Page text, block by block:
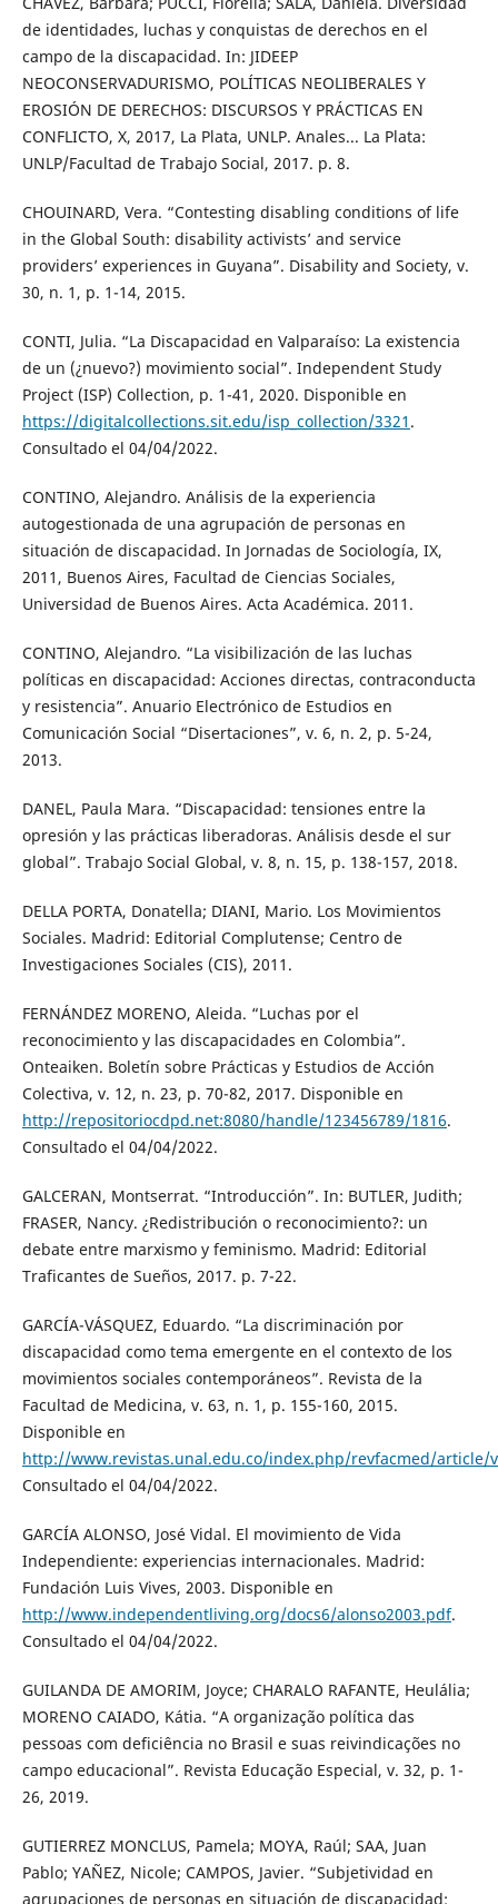
de identidades, luchas y conquistas de derechos en el
campo de la discapacidad. In: JIDEEP
NEOCONSERVADURISMO, POLÍTICAS NEOLIBERALES Y
EROSIÓN DE DERECHOS: DISCURSOS Y PRÁCTICAS EN
CONFLICTO, X, 2017, La Plata, UNLP. Anales... La Plata:
UNLP/Facultad de Trabajo Social, 2017. p. 8.
CHOUINARD, Vera. “Contesting disabling conditions of life
in the Global South: disability activists’ and service
providers’ experiences in Guyana”. Disability and Society, v.
30, n. 1, p. 1-14, 2015.
CONTI, Julia. “La Discapacidad en Valparaíso: La existencia
de un (¿nuevo?) movimiento social”. Independent Study
Project (ISP) Collection, p. 1-41, 2020. Disponible en
https://digitalcollections.sit.edu/isp_collection/3321 .
Consultado el 04/04/2022.
CONTINO, Alejandro. Análisis de la experiencia
autogestionada de una agrupación de personas en
situación de discapacidad. In Jornadas de Sociología, IX,
2011, Buenos Aires, Facultad de Ciencias Sociales,
Universidad de Buenos Aires. Acta Académica. 2011.
CONTINO, Alejandro. “La visibilización de las luchas
políticas en discapacidad: Acciones directas, contraconducta
y resistencia”. Anuario Electrónico de Estudios en
Comunicación Social “Disertaciones”, v. 6, n. 2, p. 5-24,
2013.
DANEL, Paula Mara. “Discapacidad: tensiones entre la
opresión y las prácticas liberadoras. Análisis desde el sur
global”. Trabajo Social Global, v. 8, n. 15, p. 138-157, 2018.
DELLA PORTA, Donatella; DIANI, Mario. Los Movimientos
Sociales. Madrid: Editorial Complutense; Centro de
Investigaciones Sociales (CIS), 2011.
FERNÁNDEZ MORENO, Aleida. “Luchas por el
reconocimiento y las discapacidades en Colombia”.
Onteaiken. Boletín sobre Prácticas y Estudios de Acción
Colectiva, v. 12, n. 23, p. 70-82, 2017. Disponible en
http://repositoriocdpd.net:8080/handle/123456789/1816.
Consultado el 04/04/2022.
GALCERAN, Montserrat. “Introducción”. In: BUTLER, Judith;
FRASER, Nancy. ¿Redistribución o reconocimiento?: un
debate entre marxismo y feminismo. Madrid: Editorial
Traficantes de Sueños, 2017. p. 7-22.
GARCÍA-VÁSQUEZ, Eduardo. “La discriminación por
discapacidad como tema emergente en el contexto de los
movimientos sociales contemporáneos”. Revista de la
Facultad de Medicina, v. 63, n. 1, p. 155-160, 2015.
Disponible en
http://www.revistas.unal.edu.co/index.php/revfacmed/article/
Consultado el 04/04/2022.
GARCÍA ALONSO, José Vidal. El movimiento de Vida
Independiente: experiencias internacionales. Madrid:
Fundación Luis Vives, 2003. Disponible en
http://www.independentliving.org/docs6/alonso2003.pdf.
Consultado el 04/04/2022.
GUILANDA DE AMORIM, Joyce; CHARALO RAFANTE, Heulália;
MORENO CAIADO, Kátia. “A organização política das
pessoas com deficiência no Brasil e suas reivindicações no
campo educacional”. Revista Educação Especial, v. 32, p. 1-
26, 2019.
GUTIERREZ MONCLUS, Pamela; MOYA, Raúl; SAA, Juan
Pablo; YAÑEZ, Nicole; CAMPOS, Javier. “Subjetividad en
agrupaciones de personas en situación de discapacidad: